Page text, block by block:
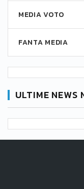
MEDIA VOTO
FANTA MEDIA
ULTIME NEWS